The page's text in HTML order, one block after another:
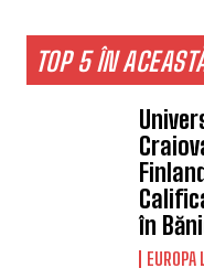
TOP 5 ÎN
în
EUROPA